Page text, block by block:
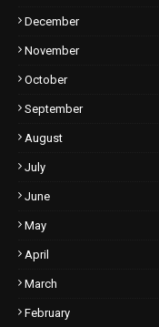
December
November
October
September
August
July
June
May
April
March
February